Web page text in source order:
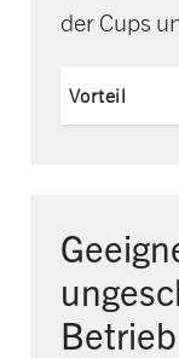
der Cups
Vorteil
Betrieb